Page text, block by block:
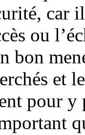
car
ou
bon
et
pour